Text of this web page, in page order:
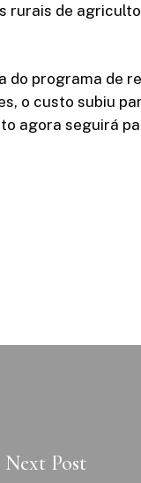
rurais de
do programa de
o custo subiu
agora seguirá
Next Post